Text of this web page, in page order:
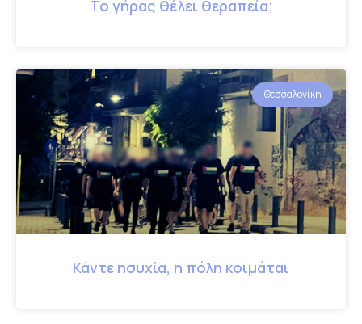
Το γήρας θέλει θεραπεία;
Θεσσαλονίκη
Κάντε ησυχία, η πόλη κοιμάται